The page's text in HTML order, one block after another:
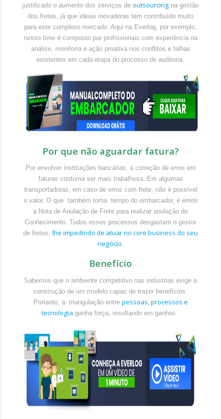
justificado o aumento dos serviços de outsourcing na gestão
dos fretes, já que ideias inovadoras tem contribuído muito
para este complexo mercado. Aqui na Everlog, por exemplo,
nosso time é composto por profissionais com experiência na
análise, monitoria e ação proativa nos conflitos e falhas
existentes em cada etapa do processo de auditoria.
Por que não aguardar fatura?
Por envolver instituições bancárias, a correção de erros em
faturas costuma ser mais trabalhosa. Em algumas
transportadoras, em caso de erros com frete, não é possível
o valor. O que também toma tempo do embarcador, é emitir
a Nota de Anulação de Frete para realizar anulação do
Conhecimento. Todos esses processos desgastam o gestor
de fretes, lhe impedindo de atuar no core business do seu
negócio.
Benefício
Sabemos que o ambiente competitivo nas indústrias exige a
construção de um modelo capaz de trazer benefícios.
Portanto, a triangulação entre pessoas, processos e
tecnologia ganha força, resultando em ganhos.